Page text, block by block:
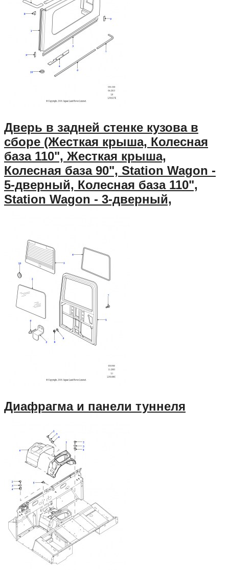
Дверь в задней стенке кузова в
сборе (Жесткая крыша, Колесная
база 110", Жесткая крыша,
Колесная база 90", Station Wagon -
5-дверный, Колесная база 110",
Station Wagon - 3-дверный,
Диафрагма и панели туннеля